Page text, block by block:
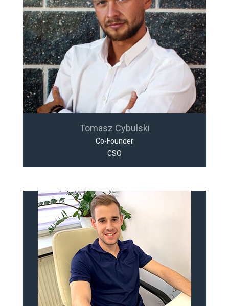
Tomasz Cybulski
Co-Founder
CSO